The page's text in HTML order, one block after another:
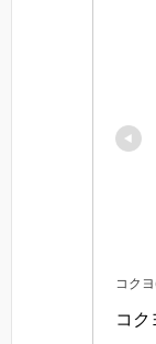
コク
コク